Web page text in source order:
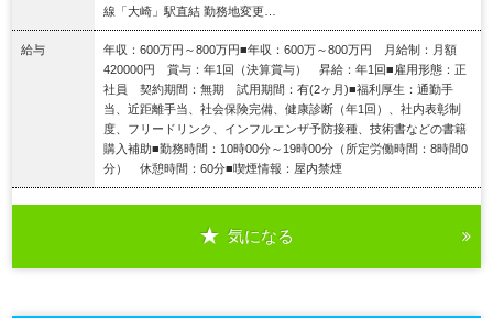
線「大崎」駅直結 勤務地変更…
給与
年収：600万円～800万円■年収：600万～800万円 月給制：月額
420000円 賞与：年1回（決算賞与） 昇給：年1回■雇用形態：正
社員 契約期間：無期 試用期間：有(2ヶ月)■福利厚生：通勤手
当、近距離手当、社会保険完備、健康診断（年1回）、社内表彰制
度、フリードリンク、インフルエンザ予防接種、技術書などの書籍
購入補助■勤務時間：10時00分～19時00分（所定労働時間：8時間0
分） 休憩時間：60分■喫煙情報：屋内禁煙
気になる